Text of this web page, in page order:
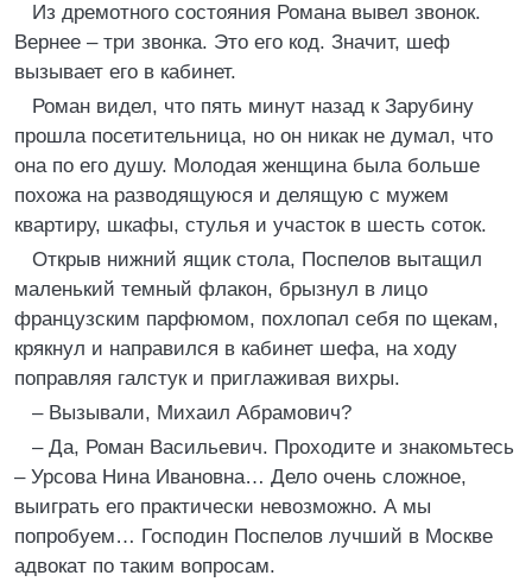
Из дремотного состояния Романа вывел звонок.
Вернее – три звонка. Это его код. Значит, шеф
вызывает его в кабинет.
Роман видел, что пять минут назад к Зарубину
прошла посетительница, но он никак не думал, что
она по его душу. Молодая женщина была больше
похожа на разводящуюся и делящую с мужем
квартиру, шкафы, стулья и участок в шесть соток.
Открыв нижний ящик стола, Поспелов вытащил
маленький темный флакон, брызнул в лицо
французским парфюмом, похлопал себя по щекам,
крякнул и направился в кабинет шефа, на ходу
поправляя галстук и приглаживая вихры.
– Вызывали, Михаил Абрамович?
– Да, Роман Васильевич. Проходите и знакомьтесь
– Урсова Нина Ивановна… Дело очень сложное,
выиграть его практически невозможно. А мы
попробуем… Господин Поспелов лучший в Москве
адвокат по таким вопросам.